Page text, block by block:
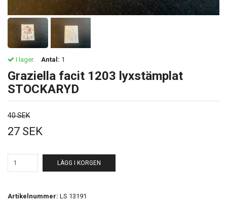
I lager. Antal: 1
Graziella facit 1203 lyxstämplat
STOCKARYD
40 SEK
27 SEK
LÄGG I KORGEN
Artikelnummer: LS 13191